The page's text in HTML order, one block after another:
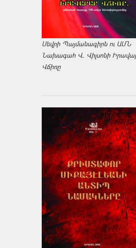
Սեվրի Պայմանագիրն ու ԱՄՆ
Նախագահ Վ. Վիլսոնի
Վճիռը